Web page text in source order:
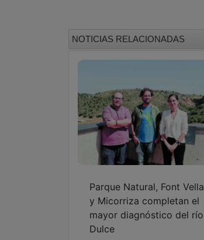
NOTICIAS RELACIONADAS
Parque Natural, Font Vella
y Micorriza completan el
mayor diagnóstico del río
Dulce